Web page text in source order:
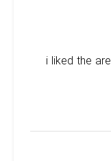
i liked the